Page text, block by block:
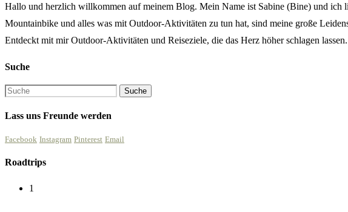
Hallo und herzlich willkommen auf meinem Blog. Mein Name ist Sabine (Bine) und ich
Mountainbike und alles was mit Outdoor-Aktivitäten zu tun hat, sind meine große
Entdeckt mit mir Outdoor-Aktivitäten und Reiseziele, die das Herz höher schlagen
Suche
Lass uns Freunde werden
Facebook Instagram Pinterest Email
Roadtrips
1